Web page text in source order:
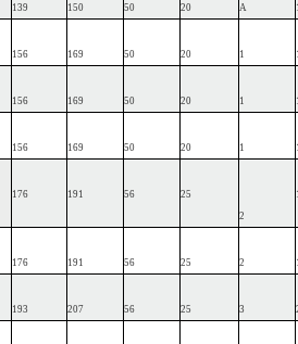
139 150 50 20 A
156 169 50 20 1
156 169 50 20 1
156 169 50 20 1
176 191 56
25
2
176 191 56 25 2
193 207 56 25 3